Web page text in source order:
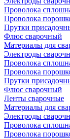
Проволока
Проволока
Прутки
Флюс сварочный
Материалы для
Электроды
Проволока
Проволока
Прутки
Флюс сварочный
Ленты сварочные
Материалы для
Электроды
Проволока
Проволока